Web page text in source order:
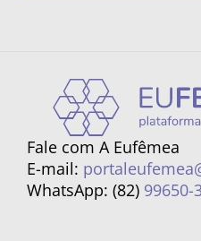
Fale com A Eufêmea
E-mail:
WhatsApp: (82) 99650-